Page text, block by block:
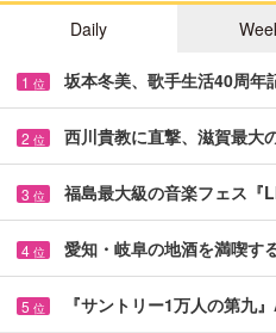
Daily
1 位 坂本冬美、歌手生活40周
2 位 西川貴教に直撃、滋賀最大
3 位 福島最大級の音楽フェス
4 位 愛知・岐阜の地酒を満喫
5 位 『サントリー1万人の第